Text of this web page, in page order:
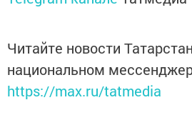
Читайте новости
национальном
https://max.ru/tatmedia